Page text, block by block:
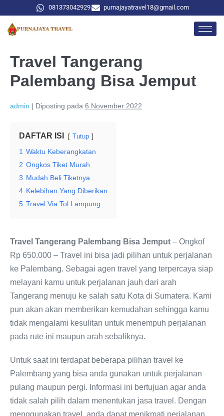
081373042929 purnajayatravel18@gmail.com
Travel Tangerang
Palembang Bisa Jemput
admin | Diposting pada 6 November 2022
DAFTAR ISI Tutup
1 Waktu Keberangkatan
2 Ongkos Tiket Murah
3 Mudah Beli Tiketnya
4 Kelebihan Yang Diberikan
5 Travel Via Tol Lampung
Travel Tangerang Palembang Bisa Jemput – Ongkof
Rp 650.000 – Travel ini bisa jadi pilihan untuk perjalanan
ke Palembang. Sebagai agen travel yang terpercaya siap
melayani kamu untuk perjalanan jauh dari arah
Tangerang menuju ke salah satu Kota di Sumatera. Kami
pun akan akan memberikan kemudahan sehingga kamu
tidak mengalami kesulitan untuk menempuh perjalanan
pada rute ini maupun arah sebaliknya.
Untuk saat ini terdapat beberapa pilihan travel ke
Palembang yang bisa anda gunakan untuk perjalanan
pulang maupun pergi. Informasi ini bertujuan agar anda
tidak salah pilih dalam menentukan jasa travel. Dengan
menggunakan travel, anda dapat menikmati perjalanan